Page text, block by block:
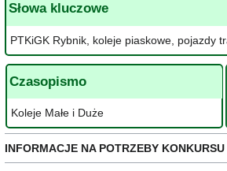
Słowa kluczowe
PTKiGK Rybnik, koleje piaskowe, pojazdy
Czasopismo
Koleje Małe i Duże
INFORMACJE NA POTRZEBY KONKURSU